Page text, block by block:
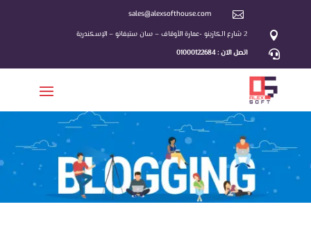

sales@alexsofthouse.com
 2 شارع الكازينو -عمارة الأوقاف – سان ستيفانو – الإسكندرية
 اتصل الآن : 01000122684